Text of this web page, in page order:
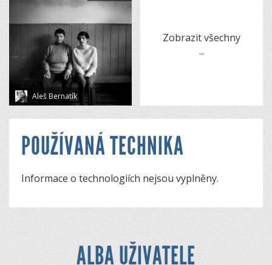
Aleš Bernatík
Zobrazit všechny
...
POUŽÍVANÁ TECHNIKA
Informace o technologiích nejsou vyplněny.
ALBA UŽIVATELE